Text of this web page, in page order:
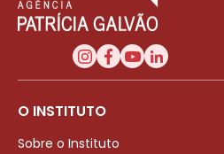
O INSTITUTO
Sobre o Instituto